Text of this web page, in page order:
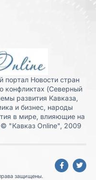
портал Новости стран
конфликтах (Северный
развития Кавказа,
и бизнес, народы
в мире, влияющие на
© "Кавказ Online", 2009
защищены.